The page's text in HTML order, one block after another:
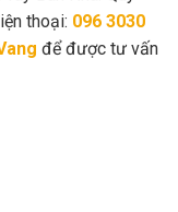
thoại: 096 3030
để được tư vấn